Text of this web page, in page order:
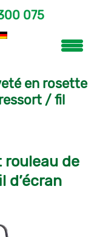
075
en rosette
/ fil
de
d’écran